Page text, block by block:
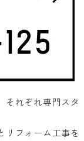
それぞれ専門スタ
リフォーム工事を